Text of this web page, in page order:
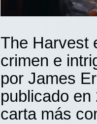
The Harvest
crimen e
por James
publicado
carta más